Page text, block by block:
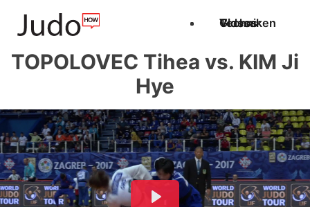
Techniken
Videos
Glossar
TOPOLOVEC Tihea vs. KIM Ji
Hye